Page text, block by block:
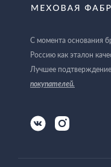
С момента основания
Россию как эталон
Лучшее
покупателей.